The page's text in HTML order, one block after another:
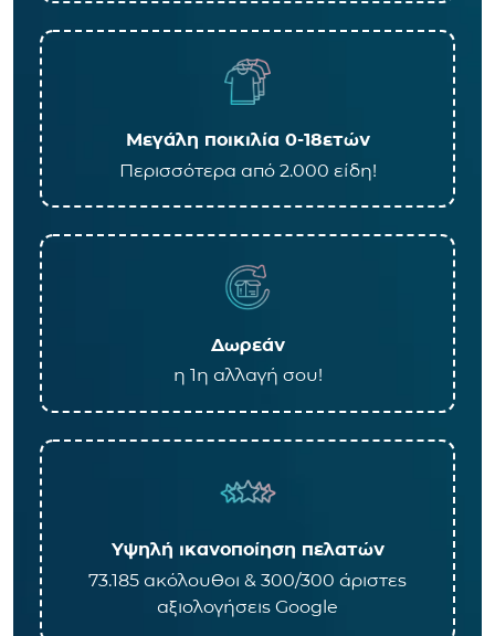
Μεγάλη ποικιλία 0-18ετών
Περισσότερα από 2.000 είδη!
Δωρεάν
η 1η αλλαγή σου!
Υψηλή ικανοποίηση πελατών
73.185 ακόλουθοι & 300/300 άριστες
αξιολογήσεις Google